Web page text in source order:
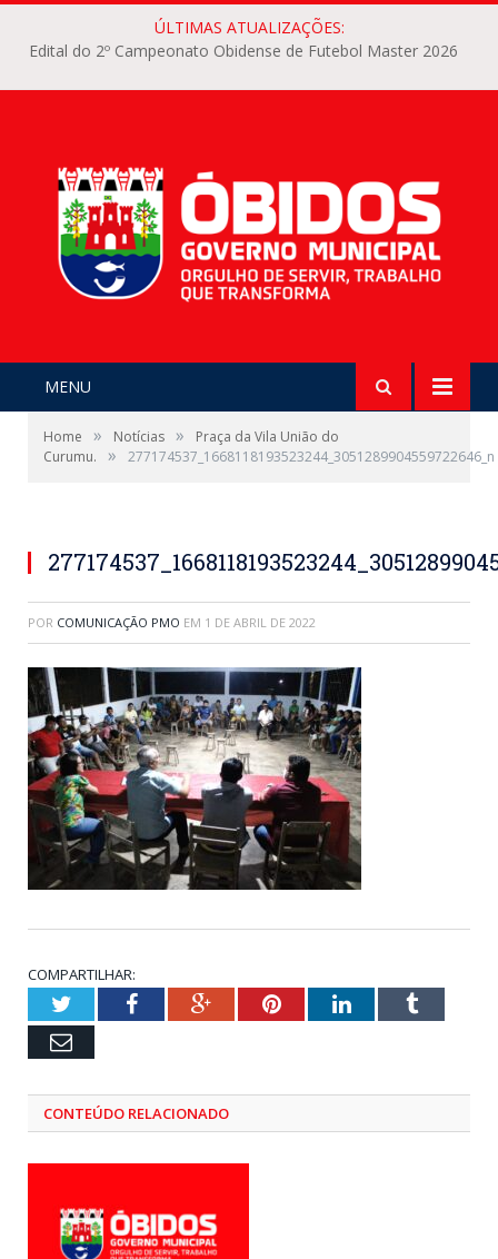
ÚLTIMAS ATUALIZAÇÕES:
Edital do 2º Campeonato Obidense de Futebol Master 2026
MENU
Home » Notícias »
Praça da Vila União do
Curumu.
» 277174537_1668118193523244_3051289904559722646_n
POR COMUNICAÇÃO PMO EM 1 DE ABRIL DE 2022
COMPARTILHAR:
TwitterFacebookGoogle+PinterestLinkedInTumblr
Email
CONTEÚDO RELACIONADO